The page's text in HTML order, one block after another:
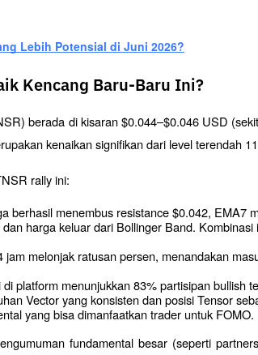
Lebih Potensial di Juni 2026?
Kencang Baru-Baru Ini?
berada di kisaran $0.044–$0.046 USD
kenaikan signifikan dari level terendah
rally ini:
berhasil menembus resistance $0.042, EMA7
harga keluar dari Bollinger Band.
jam melonjak ratusan persen, menandakan
platform menunjukkan 83% partisipan bullish
Vector yang konsisten dan posisi Tensor
yang bisa dimanfaatkan trader untuk FOMO.
fundamental besar (seperti